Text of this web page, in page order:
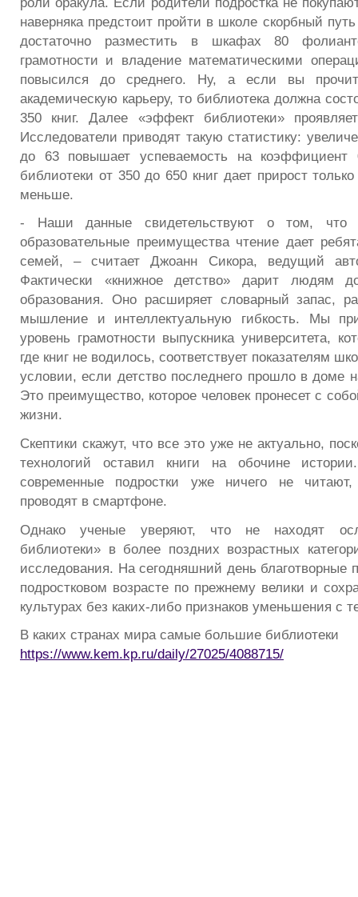
наверняка предстоит пройти в школе скорбный
достаточно разместить в шкафах 80
грамотности и владение математическими
повысился до среднего. Ну, а если вы
академическую карьеру, то библиотека должна
350 книг. Далее «эффект библиотеки»
Исследователи приводят такую статистику:
до 63 повышает успеваемость на
библиотеки от 350 до 650 книг дает прирост
меньше.
- Наши данные свидетельствуют о том, что
образовательные преимущества чтение дает
семей, – считает Джоанн Сикора, ведущий
Фактически «книжное детство» дарит людям
образования. Оно расширяет словарный запас,
мышление и интеллектуальную гибкость. Мы
уровень грамотности выпускника университета,
где книг не водилось, соответствует показателям
условии, если детство последнего прошло в доме
Это преимущество, которое человек пронесет с
жизни.
Скептики скажут, что все это уже не актуально,
технологий оставил книги на обочине
современные подростки уже ничего не
проводят в смартфоне.
Однако ученые уверяют, что не находят
библиотеки» в более поздних возрастных
исследования. На сегодняшний день благотворные
подростковом возрасте по прежнему велики и
культурах без каких-либо признаков уменьшения с
В каких странах мира самые большие библиотеки
https://www.kem.kp.ru/daily/27025/4088715/